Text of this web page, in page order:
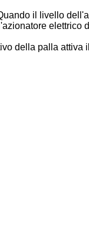
il livello
della palla attiva